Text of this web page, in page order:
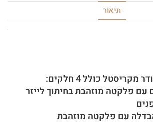
תיאור
כולל 4 חלקים:
עם פלקטה מוזהבת בחיתוך לייזר